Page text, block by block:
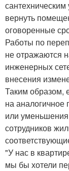
вернуть
оговоренные
Работы по
не отражаются
инженерных
внесения
Таким образом,
на аналогичное
или
сотрудников
"У нас в
мы бы хотели